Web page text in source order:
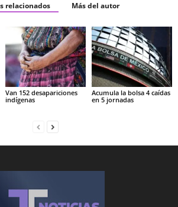
relacionados Más del autor
Van 152 desapariciones
indígenas
Acumula la bolsa 4 caídas
en 5 jornadas